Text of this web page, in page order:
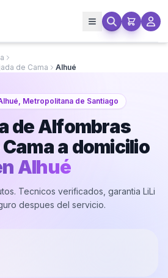
de Cama
Alhué
Metropolitana de Santiago
de Alfombras
a domicilio
Alhué
Tecnicos verificados, garantia LiLi
despues del servicio.